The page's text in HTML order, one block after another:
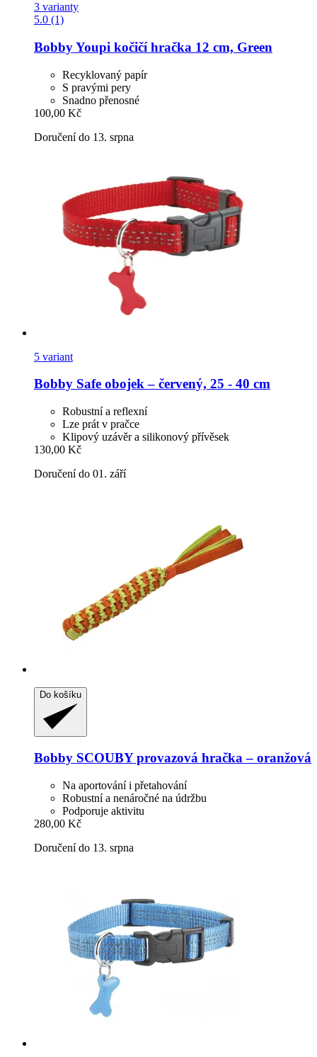
3 varianty
5.0 (1)
BobbyYoupi kočičí hračka 12 cm, Green
Recyklovaný papír
S pravými pery
Snadno přenosné
100,00 Kč
Doručení do 13. srpna
5 variant
Bobby Safe obojek – červený, 25 -​ 40 cm
Robustní a reflexní
Lze prát v pračce
Klipový uzávěr a silikonový přívěsek
130,00 Kč
Doručení do 01. září
Do košíku
Bobby SCOUBY provazová hračka – oranžová
Na aportování i přetahování
Robustní a nenáročné na údržbu
Podporuje aktivitu
280,00 Kč
Doručení do 13. srpna